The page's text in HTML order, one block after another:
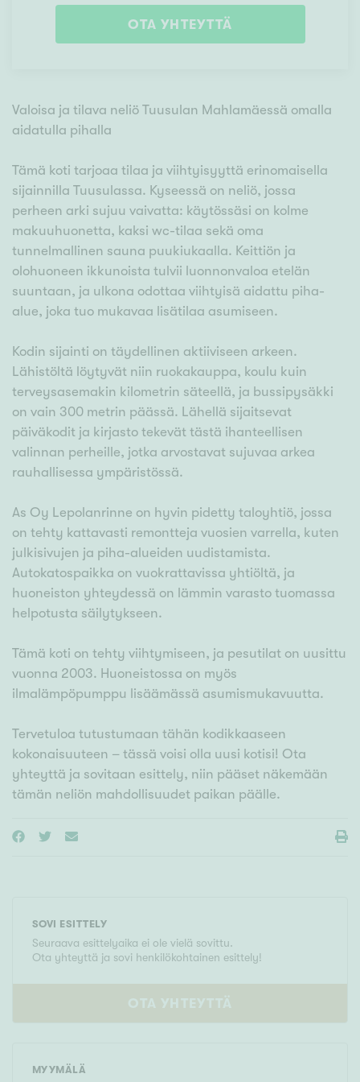
OTA YHTEYTTÄ
Valoisa ja tilava neliö Tuusulan Mahlamäessä omalla
aidatulla pihalla
Tämä koti tarjoaa tilaa ja viihtyisyyttä erinomaisella
sijainnilla Tuusulassa. Kyseessä on neliö, jossa
perheen arki sujuu vaivatta: käytössäsi on kolme
makuuhuonetta, kaksi wc-tilaa sekä oma
tunnelmallinen sauna puukiukaalla. Keittiön ja
olohuoneen ikkunoista tulvii luonnonvaloa etelän
suuntaan, ja ulkona odottaa viihtyisä aidattu piha-
alue, joka tuo mukavaa lisätilaa asumiseen.
Kodin sijainti on täydellinen aktiiviseen arkeen.
Lähistöltä löytyvät niin ruokakauppa, koulu kuin
terveysasemakin kilometrin säteellä, ja bussipysäkki
on vain 300 metrin päässä. Lähellä sijaitsevat
päiväkodit ja kirjasto tekevät tästä ihanteellisen
valinnan perheille, jotka arvostavat sujuvaa arkea
rauhallisessa ympäristössä.
As Oy Lepolanrinne on hyvin pidetty taloyhtiö, jossa
on tehty kattavasti remontteja vuosien varrella, kuten
julkisivujen ja piha-alueiden uudistamista.
Autokatospaikka on vuokrattavissa yhtiöltä, ja
huoneiston yhteydessä on lämmin varasto tuomassa
helpotusta säilytykseen.
Tämä koti on tehty viihtymiseen, ja pesutilat on uusittu
vuonna 2003. Huoneistossa on myös
ilmalämpöpumppu lisäämässä asumismukavuutta.
Tervetuloa tutustumaan tähän kodikkaaseen
kokonaisuuteen – tässä voisi olla uusi kotisi! Ota
yhteyttä ja sovitaan esittely, niin pääset näkemään
tämän neliön mahdollisuudet paikan päälle.
SOVI ESITTELY
Seuraava esittelyaika ei ole vielä sovittu.
Ota yhteyttä ja sovi henkilökohtainen esittely!
OTA YHTEYTTÄ
MYYMÄLÄ